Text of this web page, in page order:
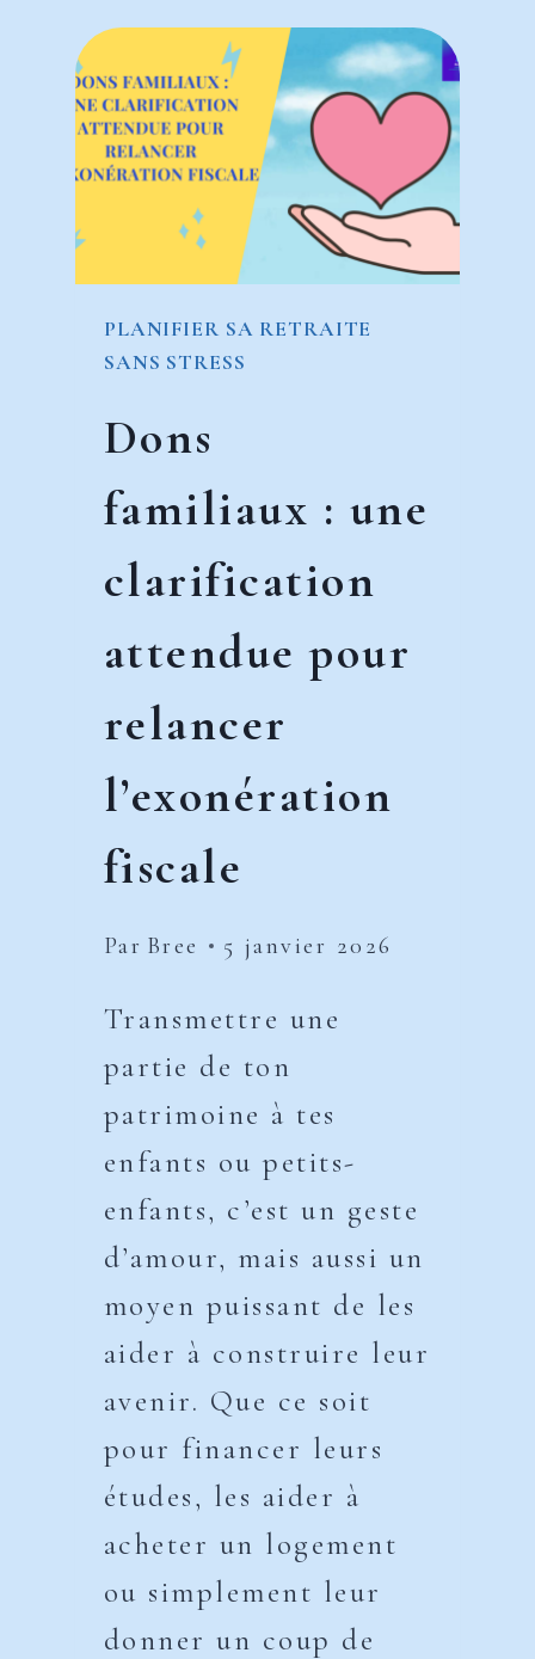
EN
BOURSE
QUAND
ON
DÉBUTE
TARD
PLANIFIER SA RETRAITE
SANS STRESS
Dons
familiaux : une
clarification
attendue pour
relancer
l’exonération
fiscale
Par Bree 5 janvier 2026
Transmettre une
partie de ton
patrimoine à tes
enfants ou petits-
enfants, c’est un geste
d’amour, mais aussi un
moyen puissant de les
aider à construire leur
avenir. Que ce soit
pour financer leurs
études, les aider à
acheter un logement
ou simplement leur
donner un coup de